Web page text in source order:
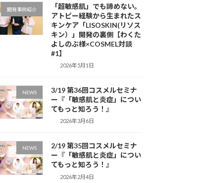
開発事例紹介
「超敏感肌」でも諦めない。
アトピー経験から生まれたス
キンケア「LISOSKIN(リソス
キン）」開発の裏側【わくた
よしのぶ様×COSMEL対談
#1】
2026年5月1日
NEWS
3/19 第36回コスメルセミナ
ー『「敏感肌と炎症」につい
てもっと知ろう！』
2026年3月6日
NEWS
2/19 第35回コスメルセミナ
ー『「敏感肌と炎症」につい
てもっと知ろう！』
2026年2月4日